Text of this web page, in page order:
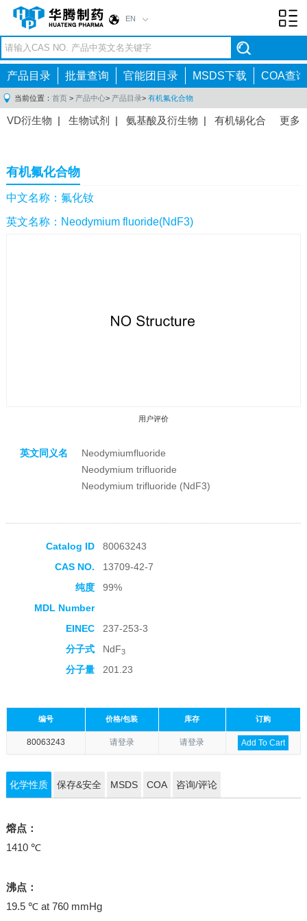
EN
产品目录 批量查询 官能团目录 MSDS下载 COA查询
当前位置： 首页 > 产品中心> 产品目录> 有机氟化合物
更多
VD衍生物 | 生物试剂 | 氨基酸及衍生物 | 有机锡化合
间体|抗高血压药物中间体
感染药物中间体|
体 |抗精神病药物中间体
药中间体|其他原料药中间体|
有机氟化合物
中文名称：氟化钕
英文名称：Neodymium fluoride(NdF3)
用户评价
英文同义名
Neodymiumfluoride
Neodymium trifluoride
Neodymium trifluoride (NdF3)
Catalog ID
80063243
CAS NO.
13709-42-7
纯度
99%
MDL Number
EINEC
237-253-3
分子式
NdF3
分子量 201.23
编号 价格/包装 库存 订购
80063243 请登录 请登录 Add To Cart
化学性质 保存&安全 MSDS COA 咨询/评论
熔点：
1410 ℃
沸点：
19.5 ℃ at 760 mmHg